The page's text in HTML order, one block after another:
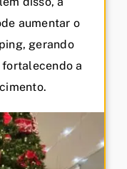
aumentar o
gerando
a